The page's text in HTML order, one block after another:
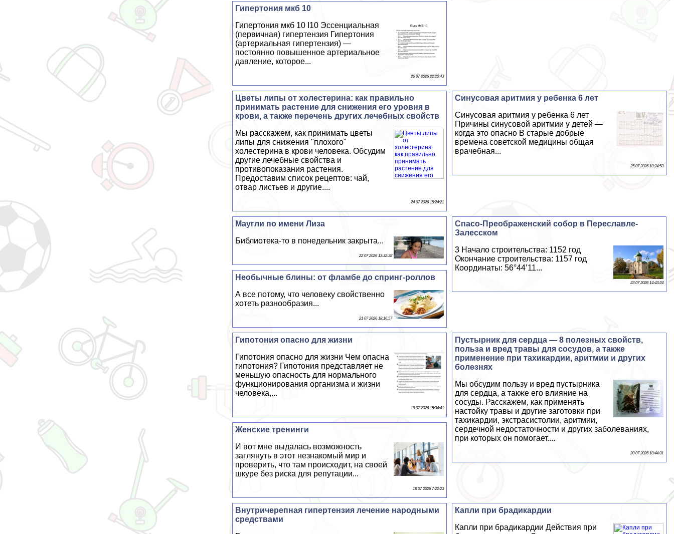
Гипертония мкб 10
Гипертония мкб 10 I10 Эссенциальная
(первичная) гипертензия Гипертония
(артериальная гипертензия) —
постоянно повышенное артериальное
давление, которое...
26 07 2026 22:20:43
Синусовая аритмия у ребенка 6 лет
Синусовая аритмия у ребенка 6 лет
Причины синусовой аритмии у детей —
когда это опасно В старые добрые
времена советской медицины общая
врачебная...
25 07 2026 10:24:53
Цветы липы от холестерина: как правильно
принимать растение для снижения его уровня в
крови, а также перечень других лечебных свойств
Мы расскажем, как принимать цветы
липы для снижения "плохого"
холестерина в крови человека. Обсудим
другие лечебные свойства и
противопоказания растения.
Предоставим список рецептов: чай,
отвар листьев и другие....
24 07 2026 15:24:21
Спасо-Преображенский собор в Переславле-
Залесском
3 Начало строительства: 1152 год
Окончание строительства: 1157 год
Координаты: 56°44’11...
23 07 2026 14:43:24
Маугли по имени Лиза
Библиотека-то в понедельник закрыта...
22 07 2026 13:32:38
Необычные блины: от фламбе до спринг-роллов
А все потому, что человеку свойственно
хотеть разнообразия...
21 07 2026 18:16:57
Пустырник для сердца — 8 полезных свойств,
польза и вред травы для сосудов, а также
применение при тахикардии, аритмии и других
болезнях
Мы обсудим пользу и вред пустырника
для сердца, а также его влияние на
сосуды. Расскажем, как применять
настойку травы и другие заготовки при
тахикардии, экстрасистолии, аритмии,
сердечной недостаточности и других заболеваниях,
при которых он помогает....
20 07 2026 10:44:31
Гипотония опасно для жизни
Гипотония опасно для жизни Чем опасна
гипотония? Гипотония представляет не
меньшую опасность для нормального
функционирования организма и жизни
человека,...
19 07 2026 15:34:41
Женские тренинги
И вот мне выдалась возможность
заглянуть в этот незнакомый мир и
проверить, что там происходит, на своей
шкуре без риска для репутации...
18 07 2026 7:22:23
Капли при брадикардии
Капли при брадикардии Действия при
Внутричерепная гипертензия лечение народными
средствами